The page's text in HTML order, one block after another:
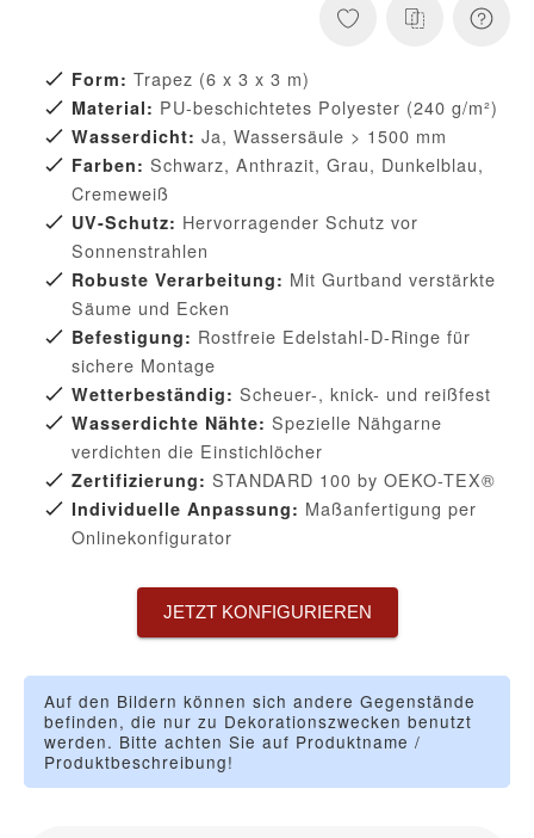
Form: Trapez (6 x 3 x 3 m)
Material: PU-beschichtetes Polyester (240 g/m²)
Wasserdicht: Ja, Wassersäule > 1500 mm
Farben: Schwarz, Anthrazit, Grau, Dunkelblau,
Cremeweiß
UV-Schutz: Hervorragender Schutz vor
Sonnenstrahlen
Robuste Verarbeitung: Mit Gurtband verstärkte
Säume und Ecken
Befestigung: Rostfreie Edelstahl-D-Ringe für
sichere Montage
Wetterbeständig: Scheuer-, knick- und reißfest
Wasserdichte Nähte: Spezielle Nähgarne
verdichten die Einstichlöcher
Zertifizierung: STANDARD 100 by OEKO-TEX®
Individuelle Anpassung: Maßanfertigung per
Onlinekonfigurator
JETZT KONFIGURIEREN
Auf den Bildern können sich andere Gegenstände
befinden, die nur zu Dekorationszwecken benutzt
werden. Bitte achten Sie auf Produktname /
Produktbeschreibung!